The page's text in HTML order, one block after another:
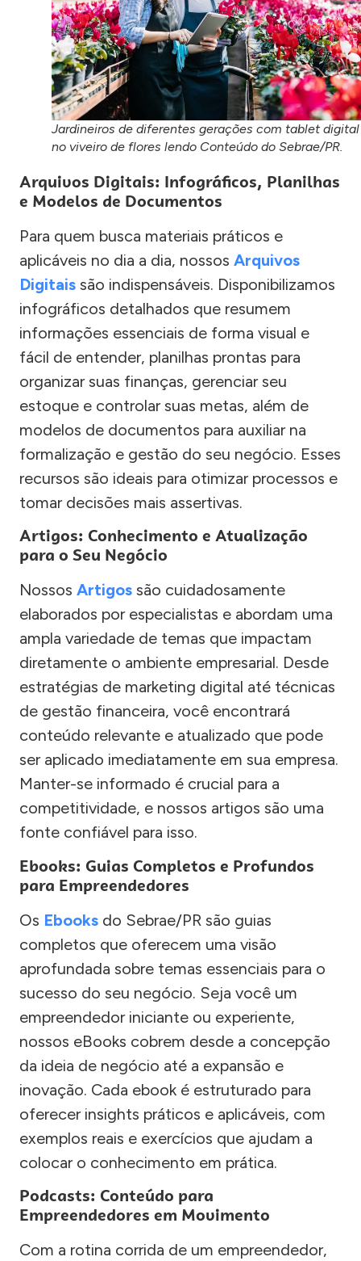
Jardineiros de diferentes gerações com tablet digital
no viveiro de flores lendo Conteúdo do Sebrae/PR.
Arquivos Digitais: Infográficos, Planilhas
e Modelos de Documentos
Para quem busca materiais práticos e
aplicáveis no dia a dia, nossos Arquivos
Digitais são indispensáveis. Disponibilizamos
infográficos detalhados que resumem
informações essenciais de forma visual e
fácil de entender, planilhas prontas para
organizar suas finanças, gerenciar seu
estoque e controlar suas metas, além de
modelos de documentos para auxiliar na
formalização e gestão do seu negócio. Esses
recursos são ideais para otimizar processos e
tomar decisões mais assertivas.
Artigos: Conhecimento e Atualização
para o Seu Negócio
Nossos Artigos são cuidadosamente
elaborados por especialistas e abordam uma
ampla variedade de temas que impactam
diretamente o ambiente empresarial. Desde
estratégias de marketing digital até técnicas
de gestão financeira, você encontrará
conteúdo relevante e atualizado que pode
ser aplicado imediatamente em sua empresa.
Manter-se informado é crucial para a
competitividade, e nossos artigos são uma
fonte confiável para isso.
Ebooks: Guias Completos e Profundos
para Empreendedores
Os Ebooks do Sebrae/PR são guias
completos que oferecem uma visão
aprofundada sobre temas essenciais para o
sucesso do seu negócio. Seja você um
empreendedor iniciante ou experiente,
nossos eBooks cobrem desde a concepção
da ideia de negócio até a expansão e
inovação. Cada ebook é estruturado para
oferecer insights práticos e aplicáveis, com
exemplos reais e exercícios que ajudam a
colocar o conhecimento em prática.
Podcasts: Conteúdo para
Empreendedores em Movimento
Com a rotina corrida de um empreendedor,